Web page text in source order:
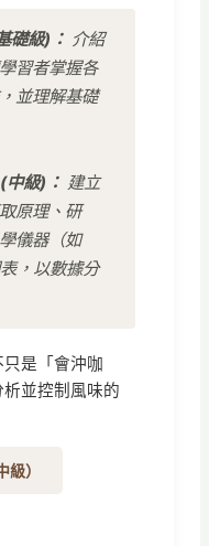
級)： 介紹
習者掌握各
並理解基礎
級)： 建立
原理、研
儀器（如
，以數據分
是「會沖咖
並控制風味的
）